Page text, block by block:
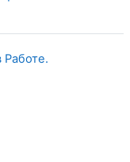
Работе.